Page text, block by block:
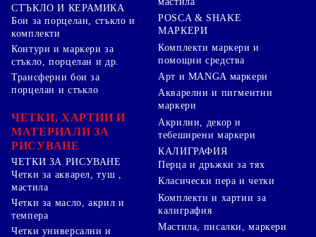
СТЪКЛО И КЕРАМИКА
Бои за порцелан, стъкло и
комплекти
Контури и маркери за
стъкло, порцелан и др.
Трансферни бои за
порцелан и стъкло
ЧЕТКИ, ХАРТИИ И
МАТЕРИАЛИ ЗА
РИСУВАНЕ
ЧЕТКИ ЗА РИСУВАНЕ
Четки за акварел, туш ,
мастила
Четки за масло, акрил и
темпера
Четки универсални и
POSCA & SHAKE
МАРКЕРИ
Комплекти маркери и
помощни средства
Арт и MANGA маркери
Акварелни и пигментни
маркери
Акрилни, декор и
тебеширени маркери
КАЛИГРАФИЯ
Перца и дръжки за тях
Класически пера и четки
Комплекти и хартии за
калиграфия
Мастила, писалки, маркери